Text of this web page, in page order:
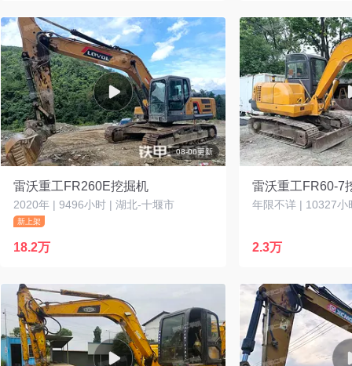
08-06更新
雷沃重工FR260E挖掘机
2020年 | 9496小时 | 湖北-十堰市
新上架
18.2万
雷沃重工FR60-7
年限不详 | 10327小
2.3万